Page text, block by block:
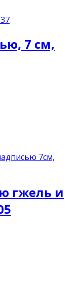
7 см,
гжель и